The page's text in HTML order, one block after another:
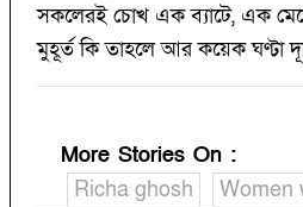
সকলেরই চোখ এক ব্যাটে, এক
মুহূর্ত কি তাহলে আর কয়েক ঘণ্টা
More Stories On :
Richa ghosh
Women